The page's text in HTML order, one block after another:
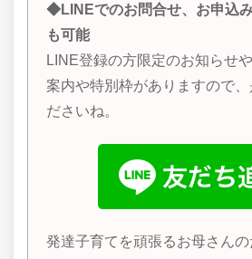
◆LINEでのお問合せ、お申込
も可能
LINE登録の方限定のお知らせ
案内や特別枠がありますので、
ださいね。
発達子育てを頑張るお母さん